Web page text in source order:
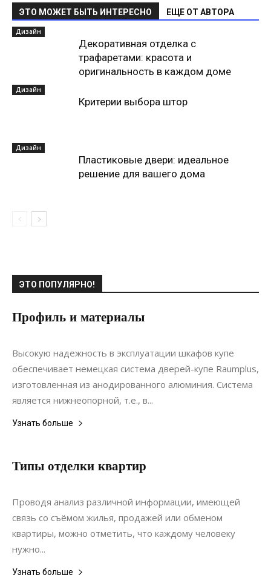
ЭТО МОЖЕТ БЫТЬ ИНТЕРЕСНО ЕЩЕ ОТ АВТОРА
Дизайн
Декоративная отделка с
трафаретами: красота и
оригинальность в каждом доме
Дизайн
Критерии выбора штор
Дизайн
Пластиковые двери: идеальное
решение для вашего дома
ЭТО ПОПУЛЯРНО!
Профиль и материалы
29.06.2017
Высокую надежность в эксплуатации шкафов купе
обеспечивает немецкая система дверей-купе Raumplus,
изготовленная из анодированного алюминия. Система
является нижнеопорной, т.е., в...
Узнать больше
Типы отделки квартир
06.10.2017
Проводя анализ различной информации, имеющей
связь со съёмом жилья, продажей или обменом
квартиры, можно отметить, что каждому человеку
нужно...
Узнать больше